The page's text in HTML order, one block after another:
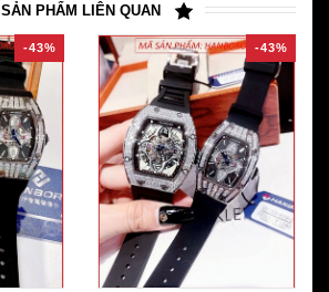
SẢN PHẨM LIÊN QUAN
-43% -43%